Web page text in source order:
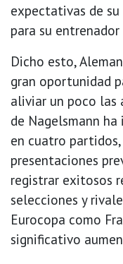
expectativas de
para su
Dicho esto,
gran oportunidad
aliviar un poco las
de Nagelsmann
en cuatro
presentaciones
registrar exitosos
selecciones y
Eurocopa como
significativo